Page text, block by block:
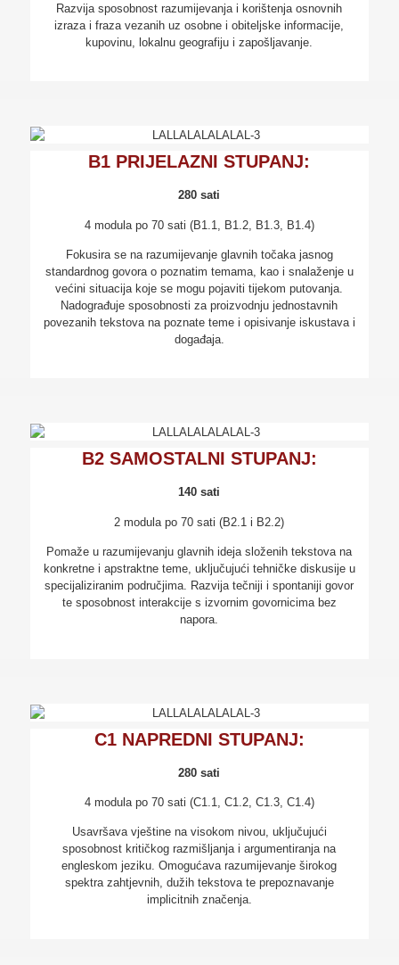
Razvija sposobnost razumijevanja i korištenja osnovnih
izraza i fraza vezanih uz osobne i obiteljske informacije,
kupovinu, lokalnu geografiju i zapošljavanje.
B1 PRIJELAZNI STUPANJ:
280 sati
4 modula po 70 sati (B1.1, B1.2, B1.3, B1.4)
Fokusira se na razumijevanje glavnih točaka jasnog
standardnog govora o poznatim temama, kao i snalaženje u
većini situacija koje se mogu pojaviti tijekom putovanja.
Nadograđuje sposobnosti za proizvodnju jednostavnih
povezanih tekstova na poznate teme i opisivanje iskustava i
događaja.
B2 SAMOSTALNI STUPANJ:
140 sati
2 modula po 70 sati (B2.1 i B2.2)
Pomaže u razumijevanju glavnih ideja složenih tekstova na
konkretne i apstraktne teme, uključujući tehničke diskusije u
specijaliziranim područjima. Razvija tečniji i spontaniji govor
te sposobnost interakcije s izvornim govornicima bez
napora.
C1 NAPREDNI STUPANJ:
280 sati
4 modula po 70 sati (C1.1, C1.2, C1.3, C1.4)
Usavršava vještine na visokom nivou, uključujući
sposobnost kritičkog razmišljanja i argumentiranja na
engleskom jeziku. Omogućava razumijevanje širokog
spektra zahtjevnih, dužih tekstova te prepoznavanje
implicitnih značenja.